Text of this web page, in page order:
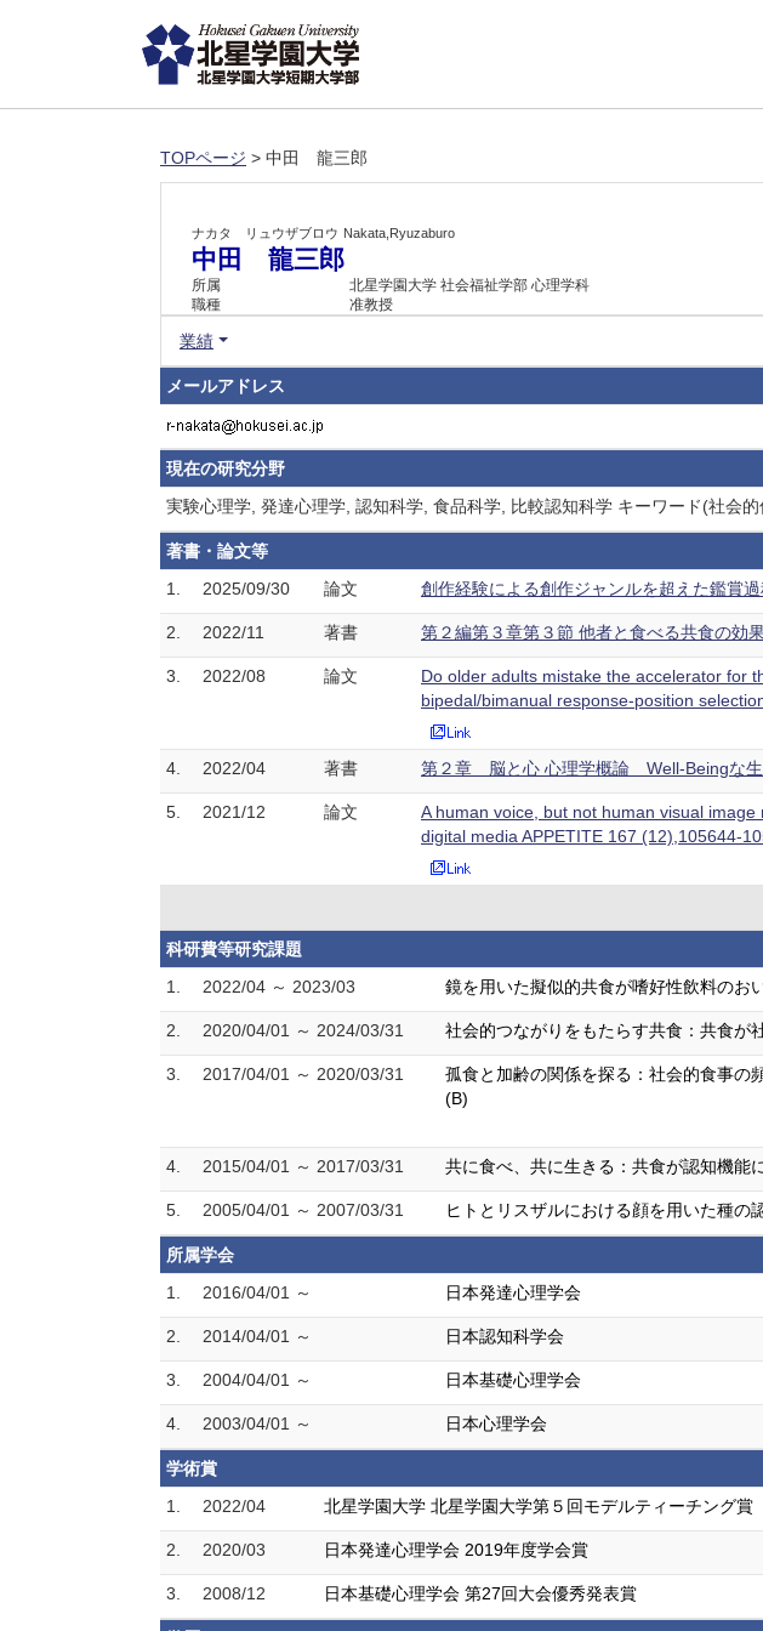
TOPページ > 中田 龍三郎
ナカタ リュウザブロウ Nakata,Ryuzaburo
中田 龍三郎
所属
北星学園大学 社会福祉学部 心理学科
職種
准教授
業績
メールアドレス
現在の研究分野
実験心理学, 発達心理学, 認知科学, 食品科学, 比較認知科学 キーワード(社会
著書・論文等
1.
2025/09/30 論文 創作経験による創作ジャンルを超えた鑑賞
2. 2022/11 著書 第２編第３章第３節 他者と食べる共食の効
3. 2022/08 論文
Do older adults mistake the accelerator for
bipedal/bimanual response-position
4. 2022/04 著書 第２章 脳と心 心理学概論 Well-Beingな生
5. 2021/12 論文
A human voice, but not human visual
digital media APPETITE 167 (12),105644-
科研費等研究課題
1.
2022/04 ～ 2023/03 鏡を用いた擬似的共食が嗜好性飲料のお
2. 2020/04/01 ～ 2024/03/31 社会的つながりをもたらす共食：共食が
3. 2017/04/01 ～ 2020/03/31
孤食と加齢の関係を探る：社会的食事の
(B)
4. 2015/04/01 ～ 2017/03/31 共に食べ、共に生きる：共食が認知機能
5. 2005/04/01 ～ 2007/03/31 ヒトとリスザルにおける顔を用いた種の
所属学会
1.
2016/04/01 ～ 日本発達心理学会
2. 2014/04/01 ～ 日本認知科学会
3. 2004/04/01 ～ 日本基礎心理学会
4. 2003/04/01 ～ 日本心理学会
学術賞
1.
2022/04 北星学園大学 北星学園大学第５回モデルティーチング賞
2. 2020/03 日本発達心理学会 2019年度学会賞
3. 2008/12 日本基礎心理学会 第27回大会優秀発表賞